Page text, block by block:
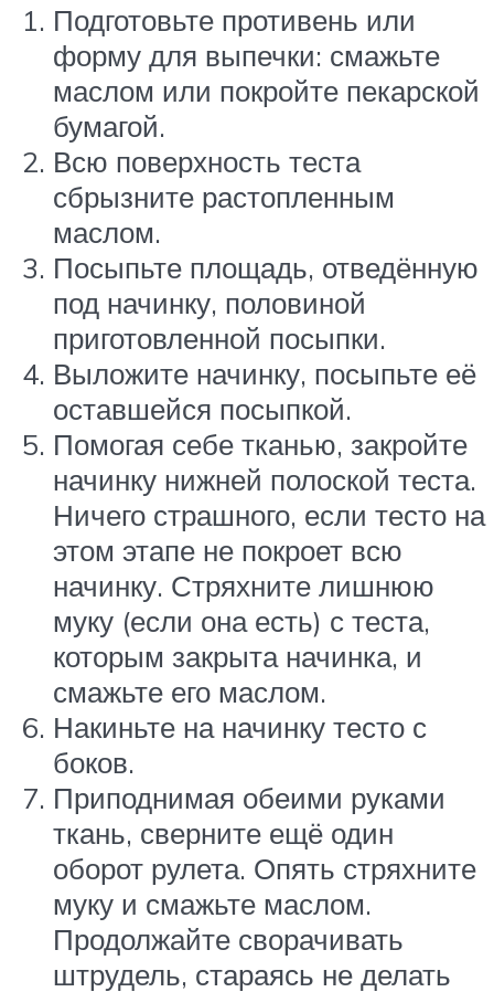
Подготовьте противень или
форму для выпечки: смажьте
маслом или покройте пекарской
бумагой.
Всю поверхность теста
сбрызните растопленным
маслом.
Посыпьте площадь, отведённую
под начинку, половиной
приготовленной посыпки.
Выложите начинку, посыпьте её
оставшейся посыпкой.
Помогая себе тканью, закройте
начинку нижней полоской теста.
Ничего страшного, если тесто на
этом этапе не покроет всю
начинку. Стряхните лишнюю
муку (если она есть) с теста,
которым закрыта начинка, и
смажьте его маслом.
Накиньте на начинку тесто с
боков.
Приподнимая обеими руками
ткань, сверните ещё один
оборот рулета. Опять стряхните
муку и смажьте маслом.
Продолжайте сворачивать
штрудель, стараясь не делать